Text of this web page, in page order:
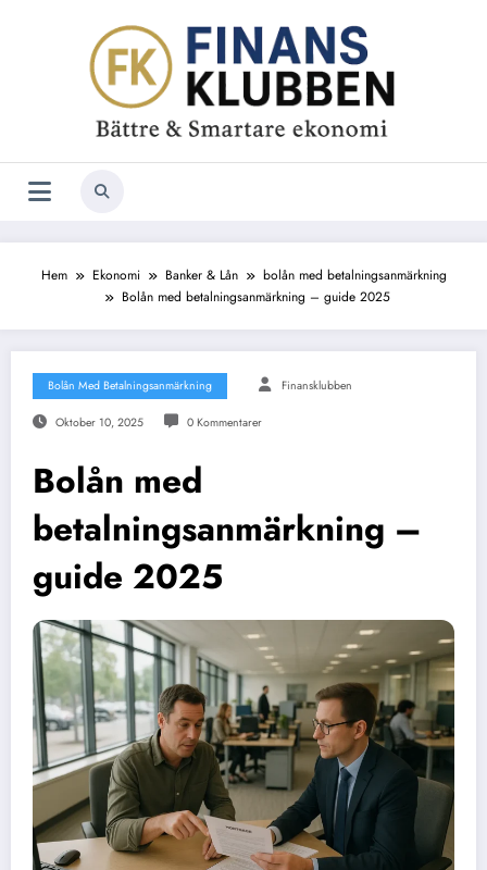
Hem Ekonomi Banker & Lån
bolån med betalningsanmärkning
Bolån med betalningsanmärkning – guide 2025
Bolån Med Betalningsanmärkning Finansklubben
Oktober 10, 2025 0 Kommentarer
Bolån med
betalningsanmärkning –
guide 2025